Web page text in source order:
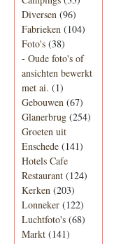
Diversen (96)
Fabrieken (104)
Foto's (38)
- Oude foto's of
ansichten bewerkt
met ai. (1)
Gebouwen (67)
Glanerbrug (254)
Groeten uit
Enschede (141)
Hotels Cafe
Restaurant (124)
Kerken (203)
Lonneker (122)
Luchtfoto's (68)
Markt (141)